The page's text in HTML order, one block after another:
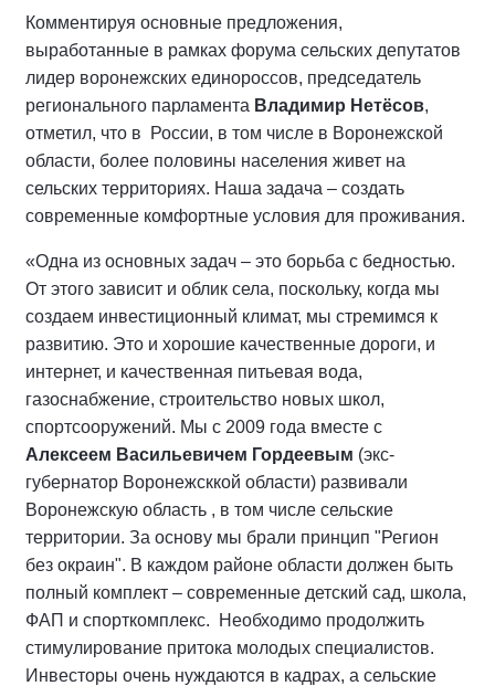
Комментируя основные предложения,
выработанные в рамках форума сельских депутатов
лидер воронежских единороссов, председатель
регионального парламента Владимир Нетёсов,
отметил, что в России, в том числе в Воронежской
области, более половины населения живет на
сельских территориях. Наша задача – создать
современные комфортные условия для проживания.
«Одна из основных задач – это борьба с бедностью.
От этого зависит и облик села, поскольку, когда мы
создаем инвестиционный климат, мы стремимся к
развитию. Это и хорошие качественные дороги, и
интернет, и качественная питьевая вода,
газоснабжение, строительство новых школ,
спортсооружений. Мы с 2009 года вместе с
Алексеем Васильевичем Гордеевым (экс-
губернатор Воронежсккой области) развивали
Воронежскую область , в том числе сельские
территории. За основу мы брали принцип "Регион
без окраин". В каждом районе области должен быть
полный комплект – современные детский сад, школа,
ФАП и спорткомплекс. Необходимо продолжить
стимулирование притока молодых специалистов.
Инвесторы очень нуждаются в кадрах, а сельские